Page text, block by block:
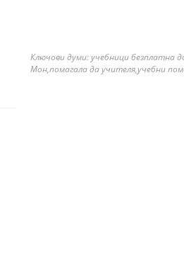
Ключови думи: учебници безплатна
Мон,помагала да учителя,учебни